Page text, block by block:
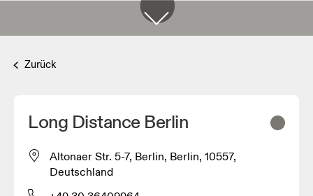
Zurück
Long Distance Berlin
Altonaer Str. 5-7, Berlin, Berlin, 10557,
Deutschland